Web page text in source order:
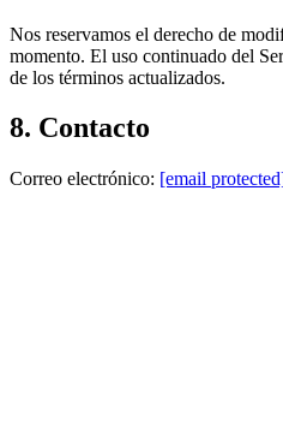
Nos reservamos el derecho de
momento. El uso continuado del
de los términos actualizados.
8. Contacto
Correo electrónico: [email